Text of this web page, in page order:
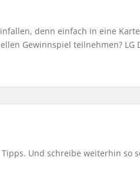
denn einfach in eine
Gewinnspiel teilnehmen? LG
Und schreibe weiterhin so